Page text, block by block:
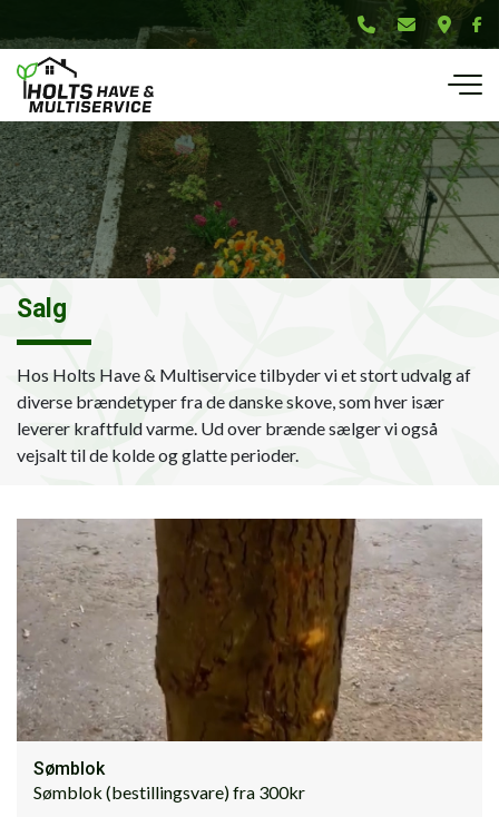
til
hovedindhold
Salg
Hos Holts Have & Multiservice tilbyder vi et stort udvalg af
diverse brændetyper fra de danske skove, som hver især
leverer kraftfuld varme. Ud over brænde sælger vi også
vejsalt til de kolde og glatte perioder.
Sømblok
Sømblok (bestillingsvare) fra 300kr